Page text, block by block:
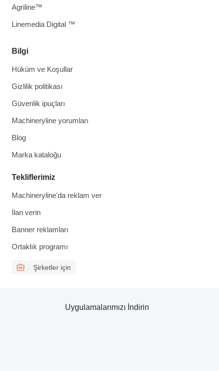
Bilgi
Hüküm ve Koşullar
Gizlilik politikası
Güvenlik ipuçları
Machineryline yorumları
Blog
Marka kataloğu
Tekliflerimiz
Machineryline'da reklam ver
İlan verin
Banner reklamları
Ortaklık programı
Şirketler için
Agriline™
Linemedia Digital ™
Uygulamalarımızı İndirin